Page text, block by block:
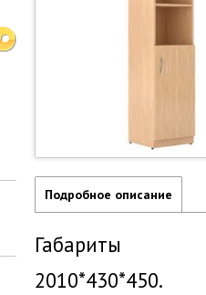
Подробное описание
Габариты
2010*430*450.